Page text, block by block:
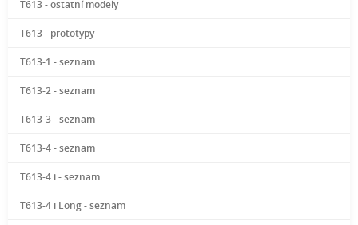
T613 - ostatní modely
T613 - prototypy
T613-1 - seznam
T613-2 - seznam
T613-3 - seznam
T613-4 - seznam
T613-4 i - seznam
T613-4 i Long - seznam